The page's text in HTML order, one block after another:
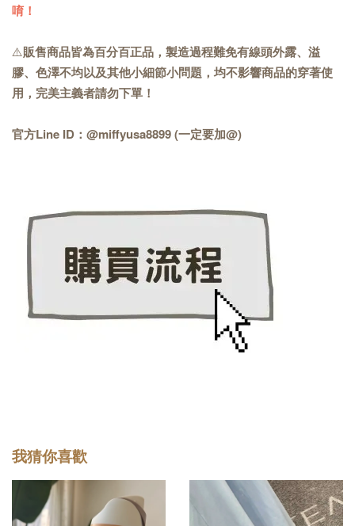
唷！
⚠️販售商品皆為百分百正品，製造過程難免有線頭外露、溢
膠、色澤不均以及其他小細節小問題，均不影響商品的穿著使
用，完美主義者請勿下單！
官方Line ID：@miffyusa8899 (一定要加@)
我猜你喜歡